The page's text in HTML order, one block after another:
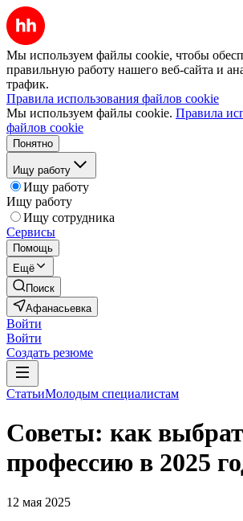
Мы используем файлы cookie, чтобы
правильную работу нашего веб-сайта и
трафик.
Правила использования файлов cookie
Мы используем файлы cookie. Правила
файлов cookie
Понятно
Ищу работу
Ищу работу
Ищу работу
Ищу сотрудника
Сервисы
Помощь
Ещё
Поиск
Афанасьевка
Войти
Войти
Создать резюме
СтатьиМолодым специалистам
Советы: как
профессию в 2025
12 мая 2025